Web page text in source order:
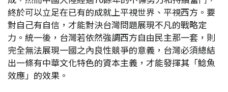
終於可以立足在已有的成就上平視世界、平視西方。要
對自己有自信，才能對決台灣問題展現不凡的戰略定
力。統一後，台灣若依然強調西方自由民主那一套，則
完全無法展現一國之內良性競爭的意義，台灣必須總結
出一條有中華文化特色的資本主義，才能發揮其「鯰魚
效應」的效果。